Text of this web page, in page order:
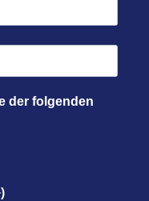
der folgenden